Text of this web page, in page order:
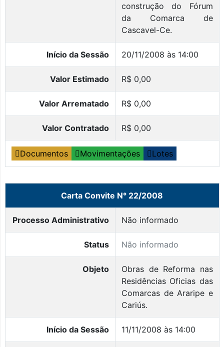
construção do Fórum
da Comarca de
Cascavel-Ce.
Início da Sessão 20/11/2008 às 14:00
Valor Estimado R$ 0,00
Valor Arrematado R$ 0,00
Valor Contratado R$ 0,00
Documentos Movimentações Lotes
Carta Convite N° 22/2008
Processo Administrativo Não informado
Status Não informado
Objeto
Obras de Reforma nas
Residências Oficias das
Comarcas de Araripe e
Cariús.
Início da Sessão 11/11/2008 às 14:00